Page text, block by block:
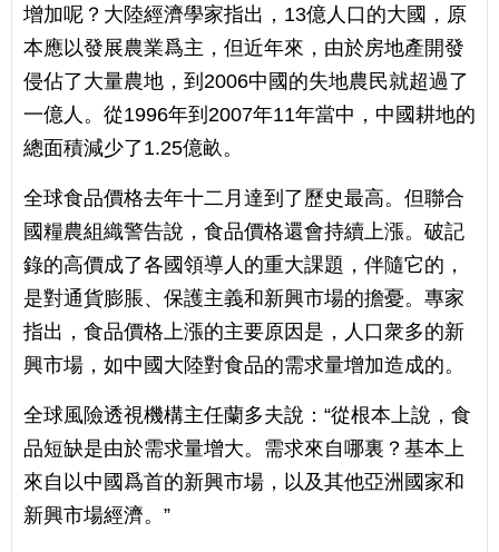
增加呢？大陸經濟學家指出，13億人口的大國，原
本應以發展農業爲主，但近年來，由於房地產開發
侵佔了大量農地，到2006中國的失地農民就超過了
一億人。從1996年到2007年11年當中，中國耕地的
總面積減少了1.25億畝。
全球食品價格去年十二月達到了歷史最高。但聯合
國糧農組織警告說，食品價格還會持續上漲。破記
錄的高價成了各國領導人的重大課題，伴隨它的，
是對通貨膨脹、保護主義和新興市場的擔憂。專家
指出，食品價格上漲的主要原因是，人口衆多的新
興市場，如中國大陸對食品的需求量增加造成的。
全球風險透視機構主任蘭多夫說：“從根本上說，食
品短缺是由於需求量增大。需求來自哪裏？基本上
來自以中國爲首的新興市場，以及其他亞洲國家和
新興市場經濟。”